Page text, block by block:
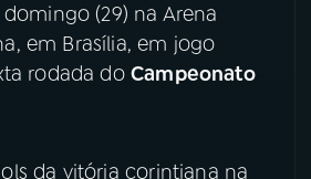
domingo (29) na Arena
em Brasília, em jogo
rodada doCampeonato
da vitória corintiana na